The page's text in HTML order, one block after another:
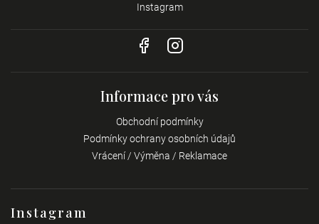
Instagram
Instagram
Informace pro vás
Obchodní podmínky
Podmínky ochrany osobních údajů
Vrácení / Výměna / Reklamace